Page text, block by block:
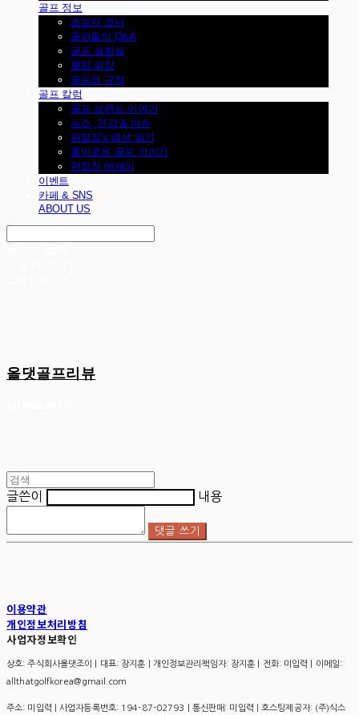
골프 정보
초보자 코너
골퍼들의 Q&A
골프 실험실
클럽 피팅
골프의 규칙
골프 칼럼
골프 브랜드 이야기
뉴스, 건강 & 이슈
원팀장's 패션 일기
흥미로운 골프 이야기
편집장 에세이
이벤트
카페 & SNS
ABOUT US
올댓골프리뷰
글쓴이 내용
댓글 쓰기
이용약관
개인정보처리방침
사업자정보확인
상호: 주식회사올댓조이 | 대표: 장지훈 | 개인정보관리책임자: 장지훈 | 전화: 미입력 | 이메일:
allthatgolfkorea@gmail.com
주소: 미입력 | 사업자등록번호: 194-87-02793 | 통신판매: 미입력 | 호스팅제공자: (주)식스